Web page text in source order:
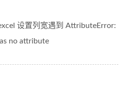
设置列宽遇到 AttributeError:
no attribute